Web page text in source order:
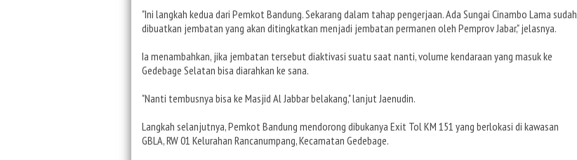
"Ini langkah kedua dari Pemkot Bandung. Sekarang dalam tahap pengerjaan. Ada Sungai Cinambo Lama sudah
dibuatkan jembatan yang akan ditingkatkan menjadi jembatan permanen oleh Pemprov Jabar," jelasnya.
Ia menambahkan, jika jembatan tersebut diaktivasi suatu saat nanti, volume kendaraan yang masuk ke
Gedebage Selatan bisa diarahkan ke sana.
"Nanti tembusnya bisa ke Masjid Al Jabbar belakang," lanjut Jaenudin.
Langkah selanjutnya, Pemkot Bandung mendorong dibukanya Exit Tol KM 151 yang berlokasi di kawasan
GBLA, RW 01 Kelurahan Rancanumpang, Kecamatan Gedebage.